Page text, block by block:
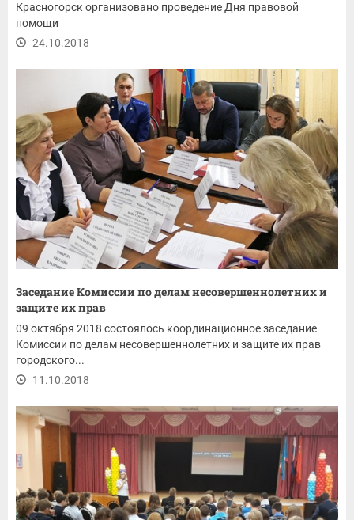
Красногорск организовано проведение Дня правовой
помощи
24.10.2018
Заседание Комиссии по делам несовершеннолетних и
защите их прав
09 октября 2018 состоялось координационное заседание
Комиссии по делам несовершеннолетних и защите их прав
городского...
11.10.2018